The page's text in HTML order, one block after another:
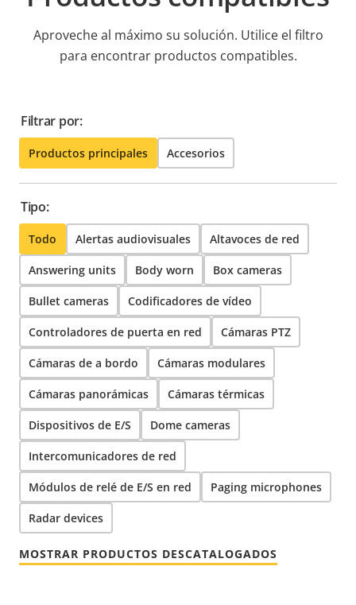
Aproveche al máximo su solución. Utilice el filtro
para encontrar productos compatibles.
Filtrar por:
Productos principales Accesorios
Tipo:
Todo Alertas audiovisuales Altavoces de red
Answering units Body worn Box cameras
Bullet cameras Codificadores de vídeo
Controladores de puerta en red Cámaras PTZ
Cámaras de a bordo Cámaras modulares
Cámaras panorámicas Cámaras térmicas
Dispositivos de E/S Dome cameras
Intercomunicadores de red
Módulos de relé de E/S en red Paging microphones
Radar devices
MOSTRAR PRODUCTOS DESCATALOGADOS